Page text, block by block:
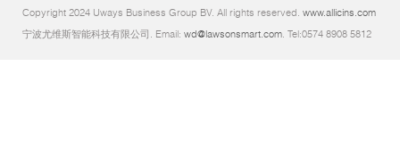
Copyright 2024 Uways Business Group BV. All rights reserved. www.allicins.com
宁波尤维斯智能科技有限公司. Email: wd@lawsonsmart.com. Tel:0574 8908 5812